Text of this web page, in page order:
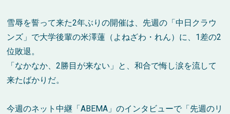
雪辱を誓って来た2年ぶりの開催は、先週の「中日クラウ
ンズ」で大学後輩の米澤蓮（よねざわ・れん）に、1差の2
位敗退。
「なかなか、2勝目が来ない」と、和合で悔し涙を流して
来たばかりだ。
今週のネット中継「ABEMA」のインタビューで「先週のリ